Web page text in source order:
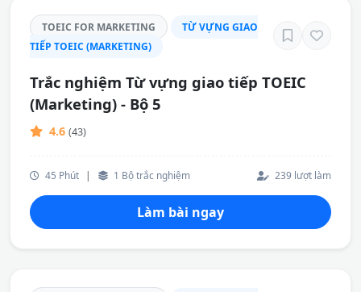
TOEIC FOR MARKETING
TỪ VỰNG GIAO
TIẾP TOEIC (MARKETING)
Trắc nghiệm Từ vựng giao tiếp TOEIC
(Marketing) - Bộ 5
4.6 (43)
45 Phút | 1 Bộ trắc nghiệm 239 lượt làm
Làm bài ngay